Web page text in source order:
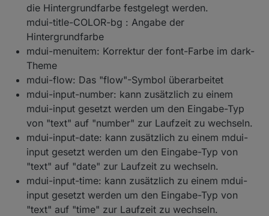
die Hintergrundfarbe festgelegt werden.
mdui-title-COLOR-bg : Angabe der
Hintergrundfarbe
mdui-menuitem: Korrektur der font-Farbe im dark-
Theme
mdui-flow: Das "flow"-Symbol überarbeitet
mdui-input-number: kann zusätzlich zu einem
mdui-input gesetzt werden um den Eingabe-Typ
von "text" auf "number" zur Laufzeit zu wechseln.
mdui-input-date: kann zusätzlich zu einem mdui-
input gesetzt werden um den Eingabe-Typ von
"text" auf "date" zur Laufzeit zu wechseln.
mdui-input-time: kann zusätzlich zu einem mdui-
input gesetzt werden um den Eingabe-Typ von
"text" auf "time" zur Laufzeit zu wechseln.